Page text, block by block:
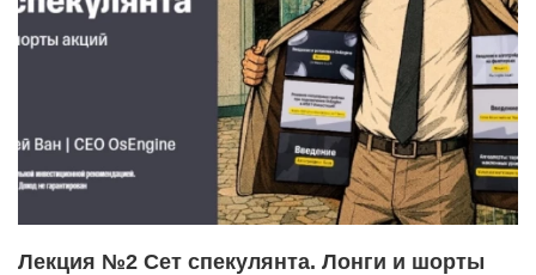
Лекция №2 Сет спекулянта. Лонги и шорты